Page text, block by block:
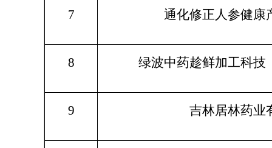
7 通化修正人参健康
8 绿波中药趁鲜加工科技
9 吉林居林药业